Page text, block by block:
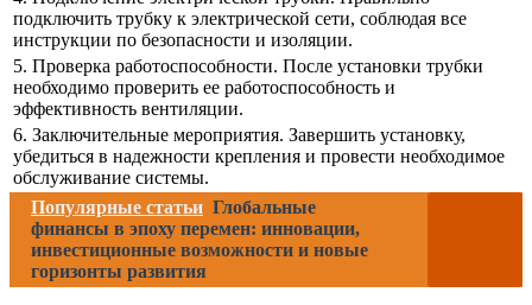
подключить трубку к электрической сети, соблюдая все
инструкции по безопасности и изоляции.
5. Проверка работоспособности. После установки трубки
необходимо проверить ее работоспособность и
эффективность вентиляции.
6. Заключительные мероприятия. Завершить установку,
убедиться в надежности крепления и провести необходимое
обслуживание системы.
Популярные статьи Глобальные
финансы в эпоху перемен: инновации,
инвестиционные возможности и новые
горизонты развития